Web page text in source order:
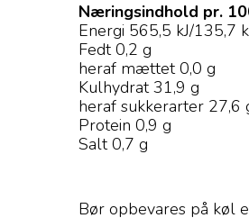
Næringsindhold pr.
Energi 565,5 kJ/135,7
Fedt 0,2 g
heraf mættet 0,0 g
Kulhydrat 31,9 g
heraf sukkerarter 27,6
Protein 0,9 g
Salt 0,7 g
Bør opbevares på køl